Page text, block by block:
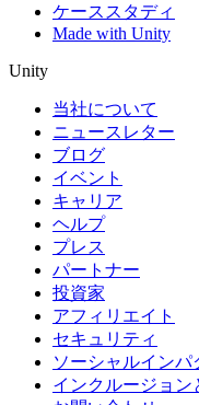
ケーススタディ
Made with Unity
Unity
当社について
ニュースレター
ブログ
イベント
キャリア
ヘルプ
プレス
パートナー
投資家
アフィリエイト
セキュリティ
ソーシャルインパ
インクルージョン